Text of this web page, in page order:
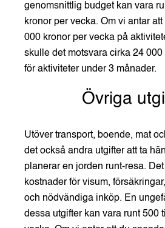
genomsnittlig budget kan vara
kronor per vecka. Om vi antar
000 kronor per vecka på
skulle det motsvara cirka 24
för aktiviteter under 3 månader.
Övriga
Utöver transport, boende, mat
det också andra utgifter att ta
planerar en jorden runt-resa.
kostnader för visum,
och nödvändiga inköp. En
dessa utgifter kan vara runt 500